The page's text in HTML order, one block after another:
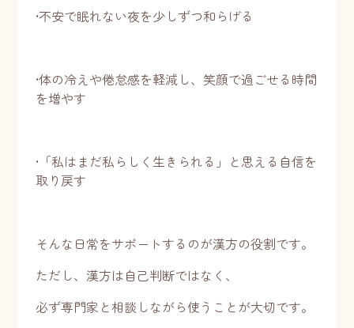
•不安で眠れない夜を少しずつ和らげる
•体の冷えや倦怠感を軽減し、笑顔で過ごせる時間
を増やす
•「私はまだ私らしく生きられる」と思える自信を
取り戻す
そんな日常をサポートするのが漢方の役割です。
ただし、漢方は自己判断ではなく、
必ず専門家と相談しながら使うことが大切です。